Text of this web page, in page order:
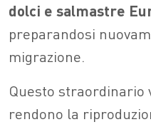
dolci e salmastre
preparandosi
migrazione.
Questo straordinario
rendono la